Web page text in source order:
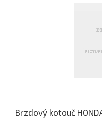
Brzdový kotouč